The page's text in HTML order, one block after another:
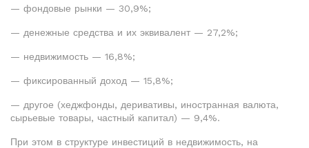
— фондовые рынки — 30,9%;
— денежные средства и их эквивалент — 27,2%;
— недвижимость — 16,8%;
— фиксированный доход — 15,8%;
— другое (хеджфонды, деривативы, иностранная валюта,
сырьевые товары, частный капитал) — 9,4%.
При этом в структуре инвестиций в недвижимость, на